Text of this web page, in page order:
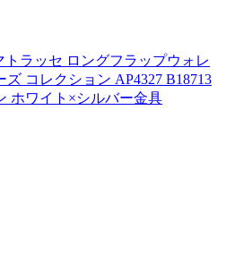
ラッセ ロングフラップウォレ
ズ コレクション AP4327 B18713
ホワイト×シルバー金具